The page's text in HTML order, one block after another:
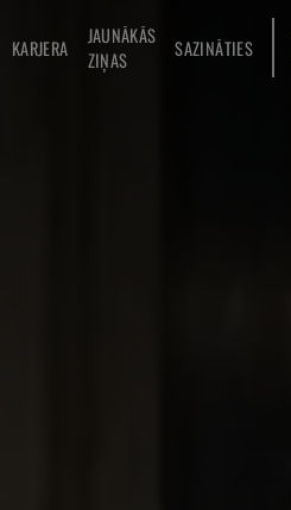
KARJERA
JAUNĀKĀS
ZIŅAS
SAZINĀTIES